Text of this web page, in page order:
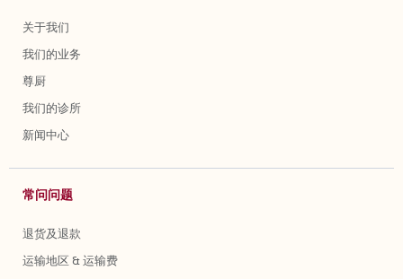
关于我们
我们的业务
尊厨
我们的诊所
新闻中心
常问问题
退货及退款
运输地区 & 运输费